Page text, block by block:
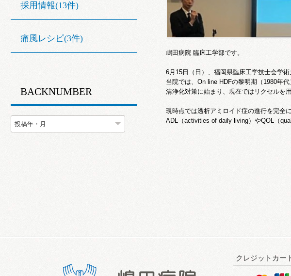
採用情報(13件)
痛風レシピ(3件)
BACKNUMBER
嶋田病院 臨床工学部です。
6月15日（日）、福岡県臨床工学技士会学
当院では、On line HDFの黎明期（1980年
清浄化対策に始まり、現在ではリクセルを
現時点では透析アミロイド症の進行を完全
ADL（activities of daily living）やQOL（
クレジットカー